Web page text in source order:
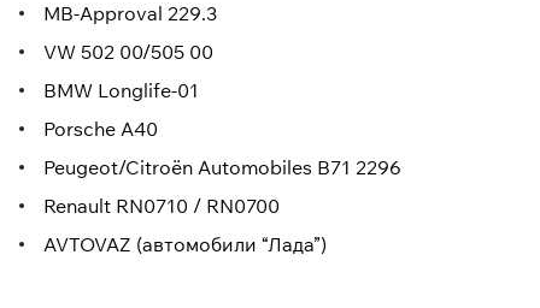
MB-Approval 229.3
VW 502 00/505 00
BMW Longlife-01
Porsche A40
Peugeot/Citroën Automobiles B71 2296
Renault RN0710 / RN0700
AVTOVAZ (автомобили “Лада”)